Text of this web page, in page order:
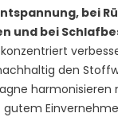
bei
und bei
den